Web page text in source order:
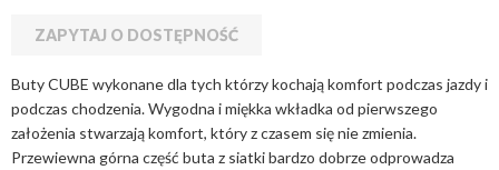
ZAPYTAJ O DOSTĘPNOŚĆ
Buty CUBE wykonane dla tych którzy kochają komfort podczas jazdy i
podczas chodzenia. Wygodna i miękka wkładka od pierwszego
założenia stwarzają komfort, który z czasem się nie zmienia.
Przewiewna górna część buta z siatki bardzo dobrze odprowadza